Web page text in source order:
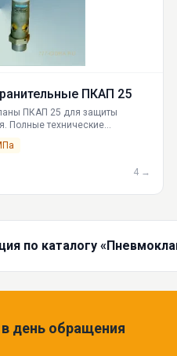
ПКАП 25
ПКАП 25 для защиты
Полные технические
4 →
по каталогу
день обращения